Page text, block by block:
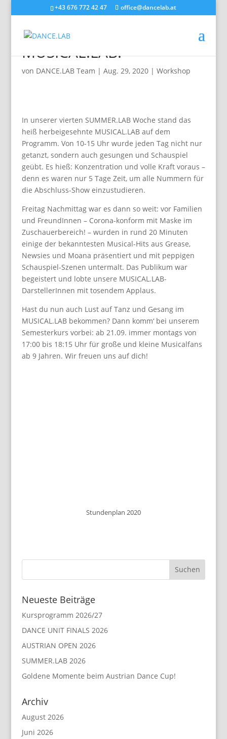
+43 676 772 42 47 office@dancelab.at
Das war unser
MUSICAL.LAB!
von DANCE.LAB Team | Aug. 29, 2020| Workshop
In unserer vierten SUMMER.LAB Woche stand das
heiß herbeigesehnte MUSICAL.LAB auf dem
Programm. Von 10-15 Uhr wurde jeden Tag nicht nur
getanzt, sondern auch gesungen und Schauspiel
geübt. Es hieß: Konzentration und volle Kraft voraus –
denn es waren nur 5 Tage Zeit, um alle Nummern für
die Abschluss-Show einzustudieren.
Freitag Nachmittag war es dann so weit: vor Familien
und FreundInnen – Corona-konform mit Maske im
Zuschauerbereich! – wurden in rund 20 Minuten
einige der bekanntesten Musical-Hits aus Grease,
Newsies und Moana präsentiert und mit peppigen
Schauspiel-Szenen untermalt. Das Publikum war
begeistert und lobte unsere MUSICAL.LAB-
DarstellerInnen mit tosendem Applaus.
Hast du nun auch Lust auf Tanz und Gesang im
MUSICAL.LAB bekommen? Dann komm‘ bei unserem
Semesterkurs vorbei: ab 21.09. immer montags von
17:00 bis 18:15 Uhr für große und kleine Musicalfans
ab 9 Jahren. Wir freuen uns auf dich!
Stundenplan 2020
Neueste Beiträge
Kursprogramm 2026/27
DANCE UNIT FINALS 2026
AUSTRIAN OPEN 2026
SUMMER.LAB 2026
Goldene Momente beim Austrian Dance Cup!
Archiv
August 2026
Juni 2026